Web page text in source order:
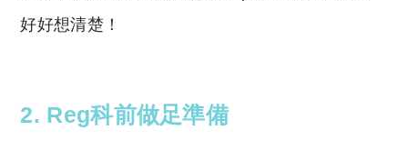
好好想清楚！
2. Reg科前做足準備